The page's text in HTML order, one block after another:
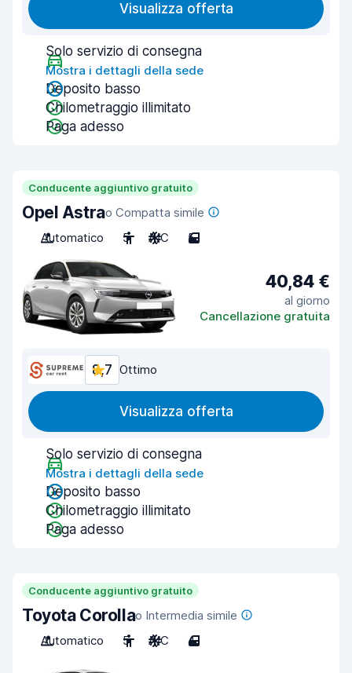
Visualizza offerta
Solo servizio di consegna
Mostra i dettagli della sede
Deposito basso
Chilometraggio illimitato
Paga adesso
Conducente aggiuntivo gratuito
Opel Astrao Compatta simile
Automatico
5 A/C 5
40,84 €
al giorno
Cancellazione gratuita
8,7 Ottimo
Visualizza offerta
Solo servizio di consegna
Mostra i dettagli della sede
Deposito basso
Chilometraggio illimitato
Paga adesso
Conducente aggiuntivo gratuito
Toyota Corollao Intermedia simile
Automatico
5 A/C 4